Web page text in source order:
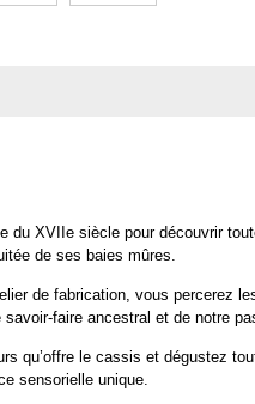
du XVIIe siècle pour découvrir
de ses baies mûres.
de fabrication, vous percerez
faire ancestral et de notre
qu’offre le cassis et dégustez
sensorielle unique.